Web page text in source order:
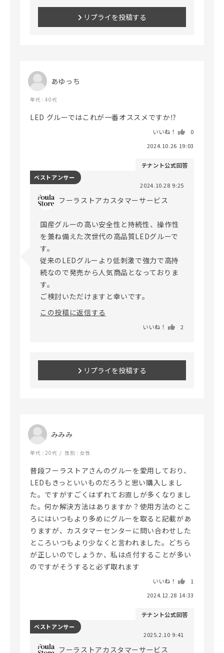
リプライを投稿する
あゆっち
年代 : 40代
LED グルーではこれが一番オススメですか⁉️
いいね！
0
2024.10.26 19:03
2024.10.28 9:25
フーラストアカスタマーサービス
国産グルーの高い安全性と持続性、操作性
を兼ね備えた次世代の高品質LEDグルーで
す。
従来のLEDグルーより低刺激で強力で高持
続なので発売から人気商品となっておりま
す。
この投稿に返信する
いいね！ 2
ベストアンサー
テナント公式回答
リプライを投稿する
みみみ
年代 : 20代 性別 : 女性
普段フーラストアさんのグルーを愛用しており、
LEDもきっといいものだろうと思い購入しまし
た。ですがすごくはずれてお直しが多くなりまし
た。何か解決方法はありますか？使用方法のとこ
ろにはいつもより多めにグルーを取ると記載があ
りますが、カスタマーセンターに問い合わせした
ところいつもより少なくと言われました。どちら
が正しいのでしょうか、私は点付することが多い
のですがそうすると必ず取れます
いいね！
1
2024.12.28 14:33
2025.2.10 9:41
フーラストアカスタマーサービス
ベストアンサー
テナント公式回答